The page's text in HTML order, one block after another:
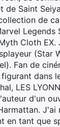
de Saint
de
Legends
Cloth EX.
(Star
Fan de
dans
LES
d'un
J'ai
en tant que